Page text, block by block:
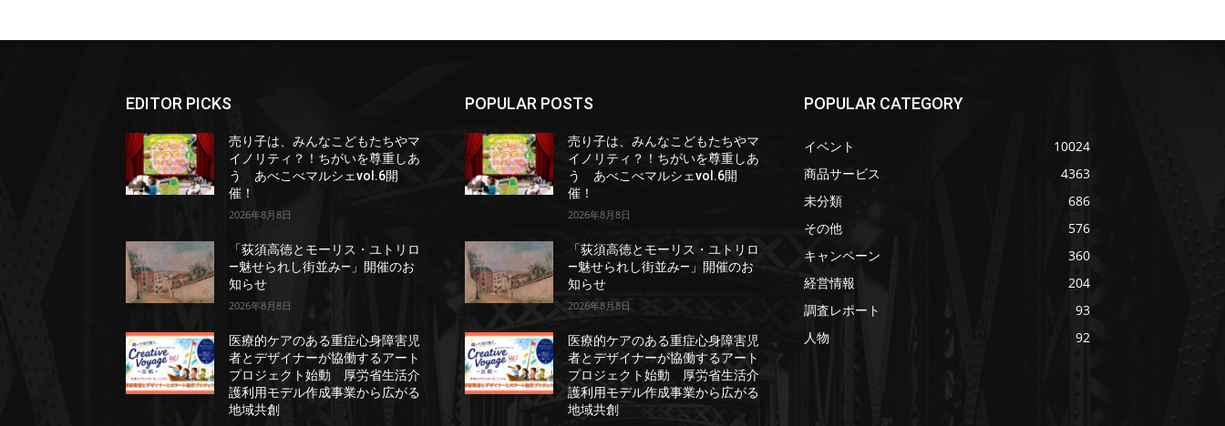
EDITOR PICKS
売り子は、みんなこどもたちやマ
イノリティ？！ちがいを尊重しあ
う あべこべマルシェvol.6開
催！
2026年8月8日
「荻須高徳とモーリス・ユトリロ
―魅せられし街並み―」開催のお
知らせ
2026年8月8日
医療的ケアのある重症心身障害児
者とデザイナーが協働するアート
プロジェクト始動 厚労省生活介
護利用モデル作成事業から広がる
地域共創
POPULAR POSTS
売り子は、みんなこどもたちやマ
イノリティ？！ちがいを尊重しあ
う あべこべマルシェvol.6開
催！
2026年8月8日
「荻須高徳とモーリス・ユトリロ
―魅せられし街並み―」開催のお
知らせ
2026年8月8日
医療的ケアのある重症心身障害児
者とデザイナーが協働するアート
プロジェクト始動 厚労省生活介
護利用モデル作成事業から広がる
地域共創
POPULAR CATEGORY
イベント
10024
商品サービス
4363
未分類
686
その他
576
キャンペーン
360
経営情報
204
調査レポート
93
人物
92